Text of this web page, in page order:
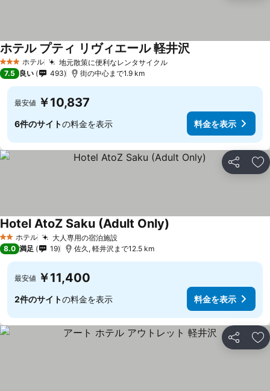
3 ホテルのランク
ホテル 地元散策に便利なレンタサイクル料金を表示
ホテル プティ リヴィエール 軽井沢料金を表示
7.5 良い 493 街の中心まで1.9 km
最安値 ￥10,837
6件のサイトの料金を表示 料金を表示
シェア お
2 ホテルのランク
ホテル 大人専用の宿泊施設料金を表示
Hotel AtoZ Saku (Adult Only)
8.0 満足 19 佐久, 軽井沢まで12.5 km
最安値 ￥11,400
2件のサイトの料金を表示 料金を表示
シェア お